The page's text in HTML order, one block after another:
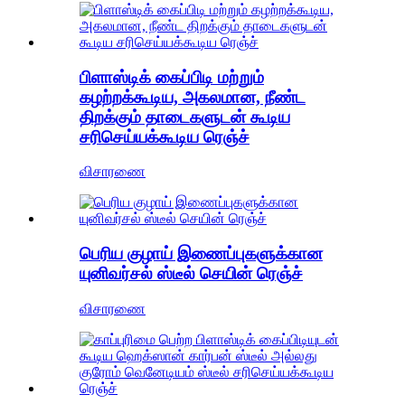
பிளாஸ்டிக் கைப்பிடி மற்றும்
கழற்றக்கூடிய, அகலமான, நீண்ட
திறக்கும் தாடைகளுடன் கூடிய
சரிசெய்யக்கூடிய ரெஞ்ச்
விசாரணை
பெரிய குழாய் இணைப்புகளுக்கான
யுனிவர்சல் ஸ்டீல் செயின் ரெஞ்ச்
விசாரணை